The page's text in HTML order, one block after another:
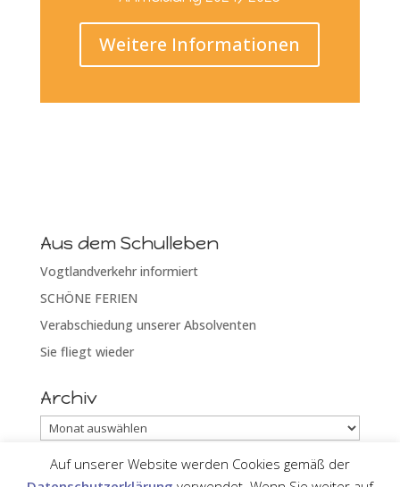
Weitere Informationen
Aus dem Schulleben
Vogtlandverkehr informiert
SCHÖNE FERIEN
Verabschiedung unserer Absolventen
Sie fliegt wieder
Archiv
Archiv
Auf unserer Website werden Cookies gemäß der